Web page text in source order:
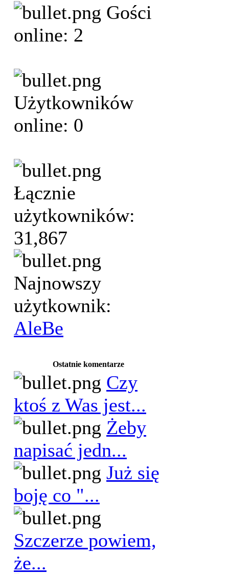
Gości
online: 2
Użytkowników
online: 0
Łącznie
użytkowników:
31,867
Najnowszy
użytkownik:
AleBe
Ostatnie komentarze
Czy
ktoś z Was jest...
Żeby
napisać jedn...
Już się
boję co "...
Szczerze powiem,
że...